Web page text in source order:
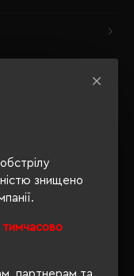
знищено
тимчасово